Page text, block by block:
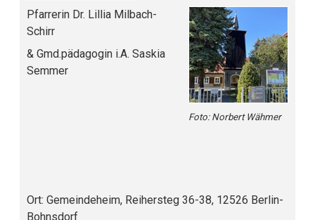
Foto: Norbert Wähmer
Pfarrerin Dr. Lillia Milbach-
Schirr
& Gmd.pädagogin i.A. Saskia
Semmer
Ort: Gemeindeheim, Reihersteg 36-38, 12526 Berlin-
Bohnsdorf